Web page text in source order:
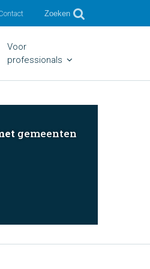
Zoeken
Voor
professionals
gemeenten